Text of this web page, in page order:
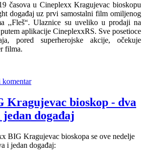
časova u Cineplexx Kragujevac bioskopu
događaj uz prvi samostalni film omiljenog
,,Fleš“. Ulaznice su uveliko u prodaji na
aplikacije CineplexxRS. Sve posetioce
pored superherojske akcije, očekuje
filma.
Kragujevac bioskop - dva
jedan događaj
BIG Kragujevac bioskopa se ove nedelje
i jedan događaj: